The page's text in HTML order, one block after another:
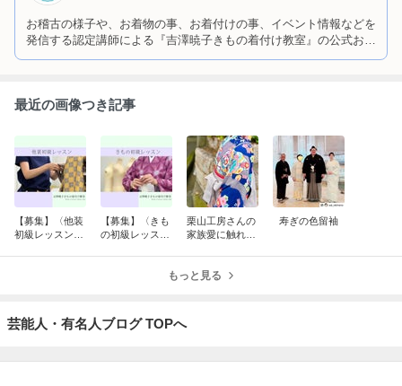
お稽古の様子や、お着物の事、お着付けの事、イベント情報などを
発信する認定講師による『吉澤暁子きもの着付け教室』の公式お稽
最近の画像つき記事
【募集】〈他装
初級レッスン〉
【募集】〈きも
の初級レッス
栗山工房さんの
家族愛に触れる
寿ぎの色留袖
もっと見る
芸能人・有名人ブログ TOPへ